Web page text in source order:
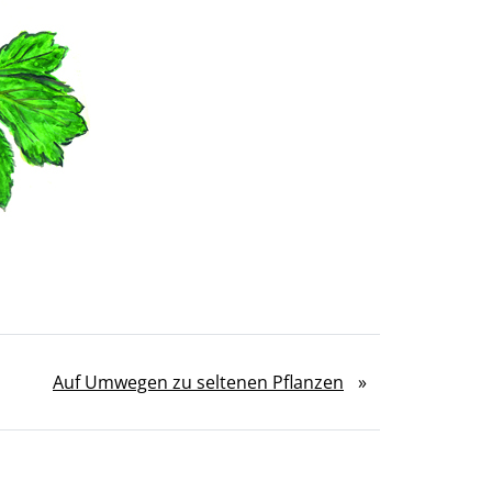
Auf Umwegen zu seltenen Pflanzen »